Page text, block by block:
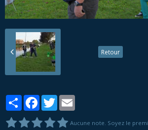
Retour
PartagerFacebook
Twitter
Aucune note. Soyez le